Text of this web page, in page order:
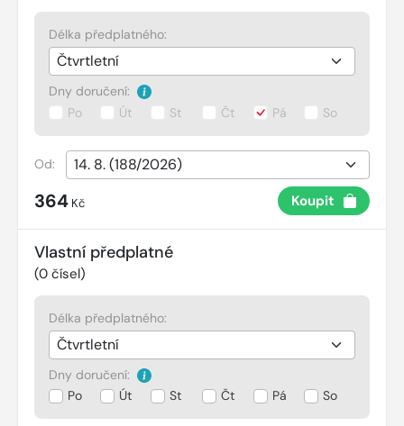
Délka předplatného:
Dny doručení:
Po
Út St Čt Pá So
Od:
364 Kč Koupit
Vlastní předplatné
(0 čísel)
Délka předplatného:
Dny doručení:
Po
Út St Čt Pá So